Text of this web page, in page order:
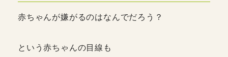
赤ちゃんが嫌がるのはなんでだろう？
という赤ちゃんの目線も